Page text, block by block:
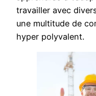
travailler avec
une multitude de
hyper polyvalent.